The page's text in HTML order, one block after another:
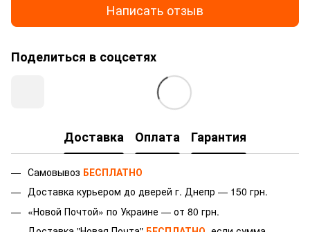
Написать отзыв
Поделиться в соцсетях
Доставка Оплата Гарантия
Самовывоз БЕСПЛАТНО
Доставка курьером до дверей г. Днепр — 150 грн.
«Новой Почтой» по Украине — от 80 грн.